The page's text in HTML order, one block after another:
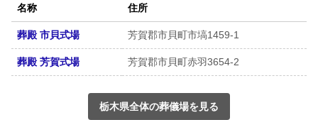
名称 住所
葬殿 市貝式場 芳賀郡市貝町市塙1459-1
葬殿 芳賀式場 芳賀郡市貝町赤羽3654-2
栃木県全体の葬儀場を見る